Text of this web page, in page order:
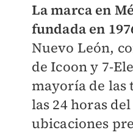
La marca en
fundada en
Nuevo León,
de Icoon y 7-
mayoría de las
las 24 horas
ubicaciones